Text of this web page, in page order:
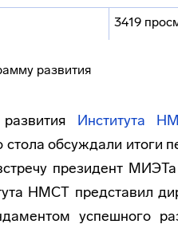
3419
Института
обсуждали итоги
президент МИЭТа
НМСТ представил
успешного